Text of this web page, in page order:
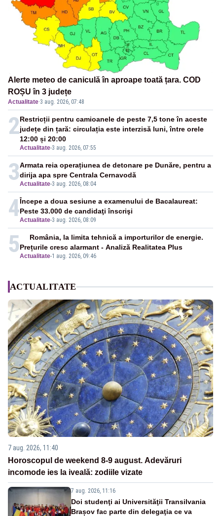
Alerte meteo de caniculă în aproape toată țara. COD
ROȘU în 3 județe
Actualitate·3 aug. 2026, 07:48
2
Actualitate-3 aug. 2026, 07:55
Restricții pentru camioanele de peste 7,5 tone în aceste
județe din țară: circulația este interzisă luni, între orele
12:00 și 20:00
3Actualitate-3 aug. 2026, 08:04
Armata reia operațiunea de detonare pe Dunăre, pentru a
dirija apa spre Centrala Cernavodă
4Actualitate-3 aug. 2026, 08:09
Începe a doua sesiune a examenului de Bacalaureat:
Peste 33.000 de candidaţi înscrişi
5Actualitate-1 aug. 2026, 09:46
România, la limita tehnică a importurilor de energie.
Prețurile cresc alarmant - Analiză Realitatea Plus
ACTUALITATE
7 aug. 2026, 11:40
Horoscopul de weekend 8-9 august. Adevăruri
incomode ies la iveală: zodiile vizate
7 aug. 2026, 11:16
Doi studenţi ai Universităţii Transilvania
Brașov fac parte din delegaţia ce va